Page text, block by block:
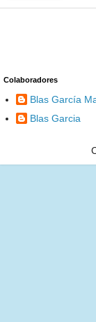
Colaboradores
Blas García
Blas Garcia